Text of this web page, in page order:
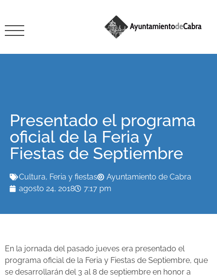
Presentado el programa
oficial de la Feria y
Fiestas de Septiembre
Cultura, Feria y fiestas
Ayuntamiento de Cabra
agosto 24, 2018
7:17 pm
En la jornada del pasado jueves era presentado el
programa oficial de la Feria y Fiestas de Septiembre, que
se desarrollarán del 3 al 8 de septiembre en honor a